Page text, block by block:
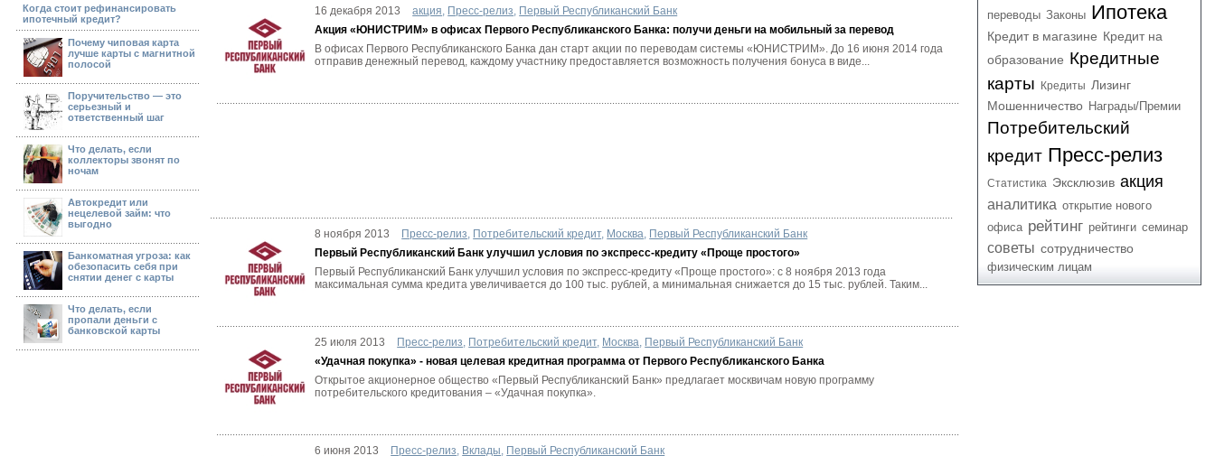
Когда стоит рефинансировать
ипотечный кредит?
Почему чиповая карта
лучше карты с магнитной
полосой
Поручительство — это
серьезный и
ответственный шаг
Что делать, если
коллекторы звонят по
ночам
Автокредит или
нецелевой займ: что
выгодно
Банкоматная угроза: как
обезопасить себя при
снятии денег с карты
Что делать, если
пропали деньги с
банковской карты
16 декабря 2013 акция, Пресс-релиз, Первый Республиканский Банк
Акция «ЮНИСТРИМ» в офисах Первого Республиканского Банка: получи деньги на мобильный за перевод
В офисах Первого Республиканского Банка дан старт акции по переводам системы «ЮНИСТРИМ». До 16 июня 2014 года
отправив денежный перевод, каждому участнику предоставляется возможность получения бонуса в виде...
8 ноября 2013 Пресс-релиз, Потребительский кредит, Москва, Первый Республиканский Банк
Первый Республиканский Банк улучшил условия по экспресс-кредиту «Проще простого»
Первый Республиканский Банк улучшил условия по экспресс-кредиту «Проще простого»: с 8 ноября 2013 года
максимальная сумма кредита увеличивается до 100 тыс. рублей, а минимальная снижается до 15 тыс. рублей. Таким...
25 июля 2013 Пресс-релиз, Потребительский кредит, Москва, Первый Республиканский Банк
«Удачная покупка» - новая целевая кредитная программа от Первого Республиканского Банка
Открытое акционерное общество «Первый Республиканский Банк» предлагает москвичам новую программу
потребительского кредитования – «Удачная покупка».
6 июня 2013 Пресс-релиз, Вклады, Первый Республиканский Банк
переводы Законы Ипотека
Кредит в магазине Кредит на
образование Кредитные
карты
Кредиты Лизинг
Мошенничество Награды/Премии
Потребительский
кредит Пресс-релиз
Статистика Эксклюзив акция
аналитика открытие нового
офиса рейтинг рейтинги семинар
советы сотрудничество
физическим лицам